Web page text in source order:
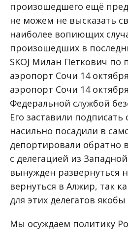
произошедшего ещё
не можем не высказать
наиболее вопиющих
произошедших в
SKOJ Милан Петкович по
аэропорт Сочи 14
аэропорт Сочи 14
Федеральной службой
Его заставили подписать
насильно посадили в
депортировали обратно
с делегацией из
вынужден развернуться
вернуться в Алжир, так
для этих делегатов
Мы осуждаем политику